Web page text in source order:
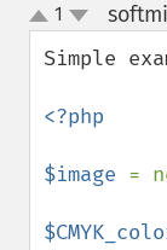
up
down
1
Simple
<?php
$image =
negateImage
normalizeImage